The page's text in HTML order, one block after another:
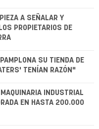
A SEÑALAR Y
PROPIETARIOS DE
SU TIENDA DE
TENÍAN RAZÓN"
INDUSTRIAL
EN HASTA 200.000